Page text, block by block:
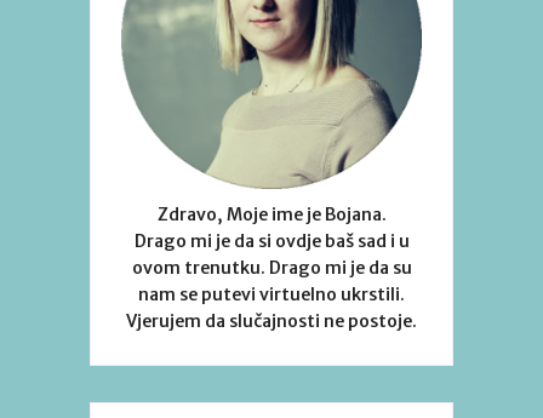
Zdravo, Moje ime je Bojana.
Drago mi je da si ovdje baš sad i u
ovom trenutku. Drago mi je da su
nam se putevi virtuelno ukrstili.
Vjerujem da slučajnosti ne postoje.